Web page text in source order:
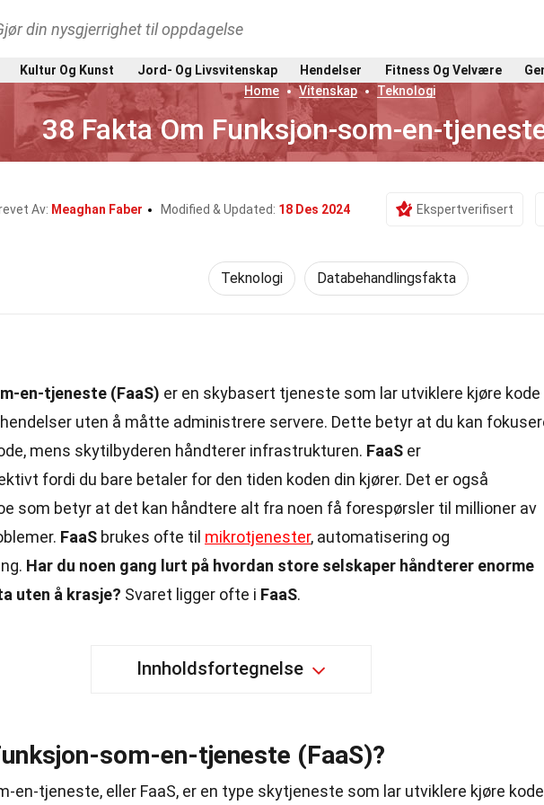
din nysgjerrighet til oppdagelse
Kultur Og Kunst Jord- Og Livsvitenskap Hendelser Fitness Og Velvære
Home
Vitenskap Teknologi
38 Fakta Om Funksjon-som-en-
Av: Meaghan Faber Modified & Updated: 18 Des 2024 Ekspertverifisert
Teknologi Databehandlingsfakta
en-tjeneste (FaaS) er en skybasert tjeneste som lar utviklere kjøre kode
uten å måtte administrere servere. Dette betyr at du kan
mens skytilbyderen håndterer infrastrukturen. FaaS er
fordi du bare betaler for den tiden koden din kjører. Det er også
som betyr at det kan håndtere alt fra noen få forespørsler til millioner av
FaaS brukes ofte til mikrotjenester, automatisering og
Har du noen gang lurt på hvordan store selskaper håndterer enorme
uten å krasje? Svaret ligger ofte i FaaS.
Innholdsfortegnelse
som-en-tjeneste (FaaS)?
en-tjeneste, eller FaaS, er en type skytjeneste som lar utviklere kjøre kode